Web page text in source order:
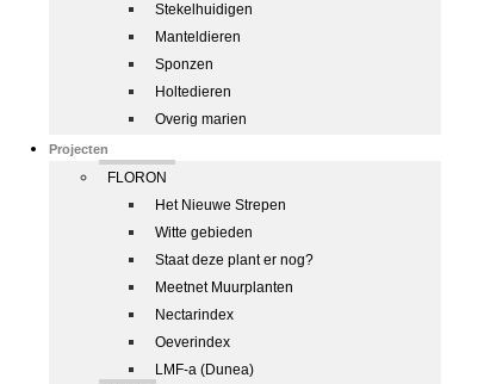
Stekelhuidigen
Manteldieren
Sponzen
Holtedieren
Overig marien
Projecten
FLORON
Het Nieuwe Strepen
Witte gebieden
Staat deze plant er nog?
Meetnet Muurplanten
Nectarindex
Oeverindex
LMF-a (Dunea)